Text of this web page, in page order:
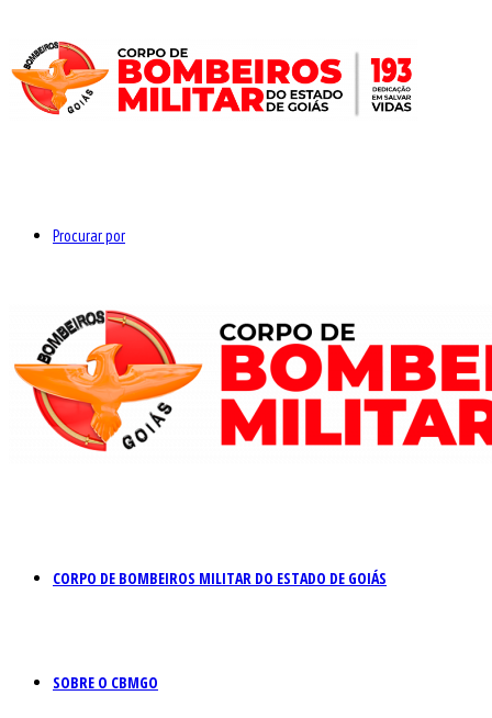
Procurar por
CORPO DE BOMBEIROS MILITAR DO ESTADO DE GOIÁS
SOBRE O CBMGO